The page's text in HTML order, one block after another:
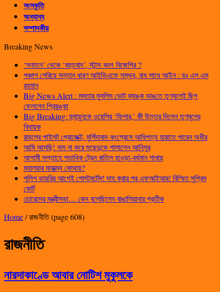
সংস্কৃতি
অন্যান্য
সম্পাদকীয়
Breaking News
‘সনাতন’ থেকে ‘বহুতবাদ’, স্টান্স বদল বিজেপির ?
পঞ্চাশ পেরিয়ে সন্তান ধারণ আইভিএফে সম্ভব, বাধ সাধে আইন : ডঃ এস এম
রহমান
Big News Alert : মমতার মুসলিম ভোট ব্যাঙ্ক ভাঙতে তৃণমূলেই ছিপ
ফেললেন প্রিয়ঙ্কা
Big Breaking: হুমায়ুনকে ওয়েসির ‘ফিলার,’ কী উত্তর দিলেন তৃণমূলের
বিধায়ক
রাহুলের পাইলট প্রোজেক্ট, মুর্শিদাবাদ কংগ্রেসে আধিপত্য হারাতে পারেন অধীর
আমি আসছি! নাম না করে শুভেন্দুকে শাসালেন আনিসুর
আগামী সপ্তাহে শতাধিক ট্রেন বাতিল হাওড়া-বর্ধমান শাখায়
মহালয়ার মাহাত্ম্য কোথায়?
পুলিশ ডায়রির আগেই পোস্টমর্টেম! দাহ করার পর এফআইআর! বিস্মিত সুপ্রিম
কোর্ট
চোরেদের মন্ত্রীসভা… কেন বলেছিলেন বাঙালিয়ানার প্রতীক
Home/রাজনীতি(page 608)
রাজনীতি
নারদাকাণ্ডে আবার নোটিশ মুকুলকে